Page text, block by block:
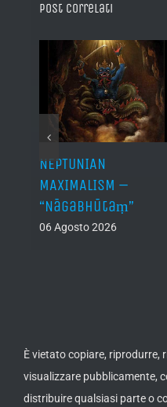
Post correlati
NEPTUNIAN
MAXIMALISM –
“Nāgabhūtaṃ”
06 Agosto 2026
È vietato copiare, riprodurre,
visualizzare pubblicamente,
distribuire qualsiasi parte o